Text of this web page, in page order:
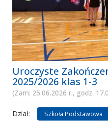
Uroczyste
2025/2026 klas 1-3
(Zam: 25.06.2026 r., godz.
Dział: Szkoła Podstawowa